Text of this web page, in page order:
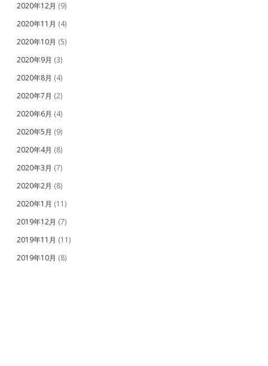
2020年12月 (9)
2020年11月 (4)
2020年10月 (5)
2020年9月 (3)
2020年8月 (4)
2020年7月 (2)
2020年6月 (4)
2020年5月 (9)
2020年4月 (8)
2020年3月 (7)
2020年2月 (8)
2020年1月 (11)
2019年12月 (7)
2019年11月 (11)
2019年10月 (8)